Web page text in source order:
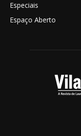
Especiais
Espaço Aberto